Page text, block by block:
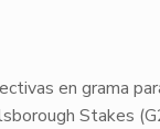
en grama
Stakes